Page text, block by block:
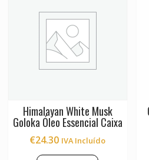
Himalayan White Musk
Goloka Óleo Essencial Caixa
€24.30 IVA Incluído